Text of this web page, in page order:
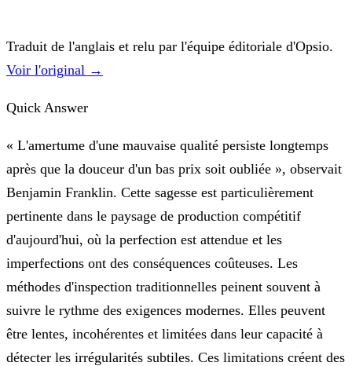
Traduit de l'anglais et relu par l'équipe éditoriale d'Opsio.
Voir l'original →
Quick Answer
« L'amertume d'une mauvaise qualité persiste longtemps
après que la douceur d'un bas prix soit oubliée », observait
Benjamin Franklin. Cette sagesse est particulièrement
pertinente dans le paysage de production compétitif
d'aujourd'hui, où la perfection est attendue et les
imperfections ont des conséquences coûteuses. Les
méthodes d'inspection traditionnelles peinent souvent à
suivre le rythme des exigences modernes. Elles peuvent
être lentes, incohérentes et limitées dans leur capacité à
détecter les irrégularités subtiles. Ces limitations créent des